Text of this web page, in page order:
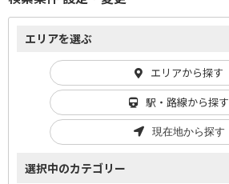
エリアを選ぶ
エリアから探す
駅・路線から探す
現在地から探す
選択中のカテゴリー